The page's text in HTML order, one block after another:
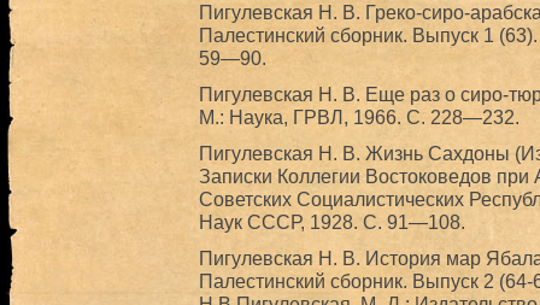
Пигулевская Н. В. Греко-сиро-
Палестинский сборник. Выпуск 1
59—90.
Пигулевская Н. В. Еще раз о сиро-
М.: Наука, ГРВЛ, 1966. С. 228—232.
Пигулевская Н. В. Жизнь Сахдоны
Записки Коллегии Востоковедов
Советских Социалистических
Наук СССР, 1928. С. 91—108.
Пигулевская Н. В. История мар
Палестинский сборник. Выпуск 2